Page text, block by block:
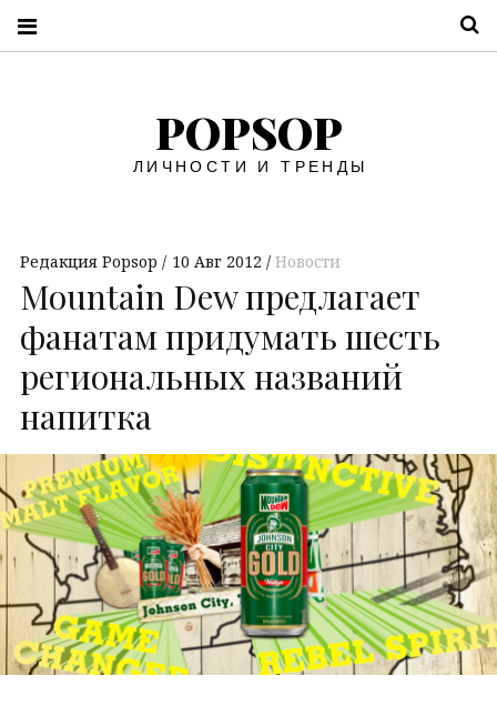
POPSOP
ЛИЧНОСТИ И ТРЕНДЫ
Редакция Popsop 10 Авг 2012 Новости
Mountain Dew предлагает
фанатам придумать шесть
региональных названий
напитка